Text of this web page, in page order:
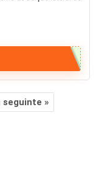
seguinte »